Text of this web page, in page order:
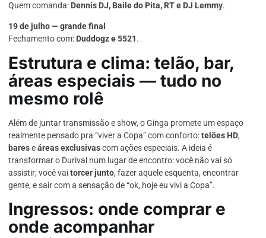
Quem comanda: Dennis DJ, Baile do Pita, RT e DJ Lemmy.
19 de julho — grande final
Fechamento com: Duddogz e 5521.
Estrutura e clima: telão, bar,
áreas especiais — tudo no
mesmo rolê
Além de juntar transmissão e show, o Ginga promete um espaço
realmente pensado pra “viver a Copa” com conforto:telões HD,
bareseáreas exclusivascom ações especiais. A ideia é
transformar o Durival num lugar de encontro: você não vai só
assistir; você vaitorcer junto, fazer aquele esquenta, encontrar
gente, e sair com a sensação de “ok, hoje eu vivi a Copa”.
Ingressos: onde comprar e
onde acompanhar